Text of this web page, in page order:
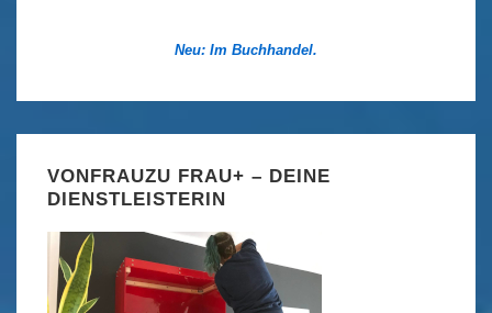
Neu: Im Buchhandel.
VONFRAUZU FRAU+ – DEINE
DIENSTLEISTERIN